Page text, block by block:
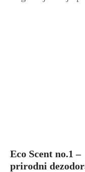
Eco Scent no.1 –
prirodni